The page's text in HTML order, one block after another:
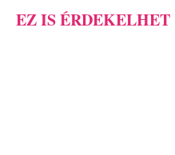
EZ IS ÉRDEKELHET